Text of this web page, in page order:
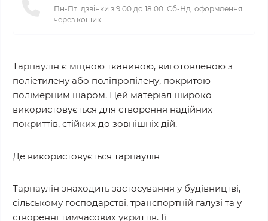
Пн-Пт: дзвінки з 9:00 до 18:00. Сб-Нд: оформлення
через кошик.
Тарпаулін є міцною тканиною, виготовленою з
поліетилену або поліпропілену, покритою
полімерним шаром. Цей матеріал широко
використовується для створення надійних
покриттів, стійких до зовнішніх дій.
Де використовується тарпаулін
Тарпаулін знаходить застосування у будівництві,
сільському господарстві, транспортній галузі та у
створенні тимчасових укриттів. Її